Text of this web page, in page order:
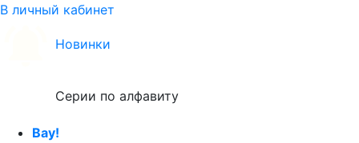
В личный кабинет
Новинки
Серии по алфавиту
Вау!